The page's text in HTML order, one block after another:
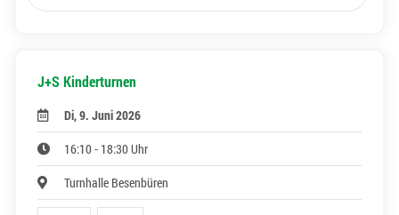
J+S Kinderturnen
Di, 9. Juni 2026
16:10 - 18:30 Uhr
Turnhalle Besenbüren